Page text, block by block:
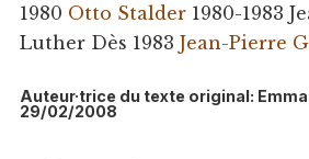
1980 Otto Stalder1980-1983
Luther Dès 1983 Jean-Pierre
Auteur·trice du texte original:
29/02/2008